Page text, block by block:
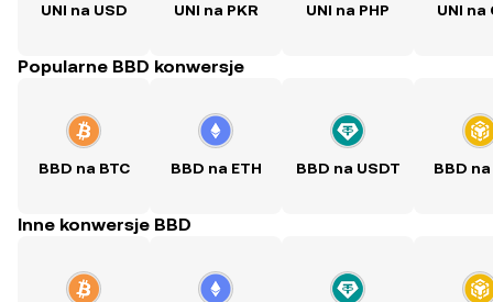
UNI na USD UNI na PKR UNI na PHP UNI na
Popularne BBD konwersje
BBD na BTC BBD na ETH BBD na USDT BBD na
Inne konwersje BBD